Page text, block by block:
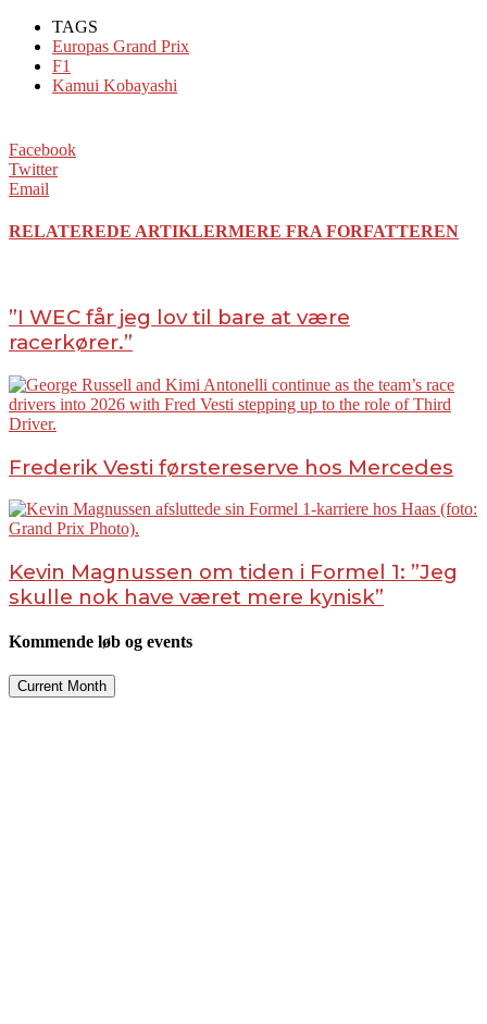
TAGS
Europas Grand Prix
F1
Kamui Kobayashi
Facebook
Twitter
Email
RELATEREDE ARTIKLERMERE FRA FORFATTEREN
”I WEC får jeg lov til bare at være
racerkører.”
Frederik Vesti førstereserve hos Mercedes
Kevin Magnussen om tiden i Formel 1: ”Jeg
skulle nok have været mere kynisk”
Kommende løb og events
Current Month